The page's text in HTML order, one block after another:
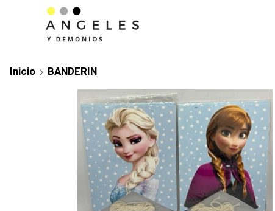
Inicio BANDERIN